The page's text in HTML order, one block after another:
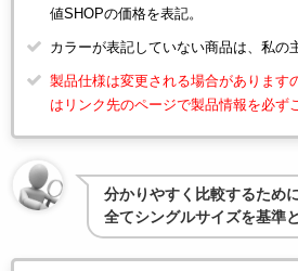
値SHOPの価格を表記。
カラーが表記していない商品は、私の
製品仕様は変更される場合があります
はリンク先のページで製品情報を必ず
分かりやすく比較するため
全てシングルサイズを基準